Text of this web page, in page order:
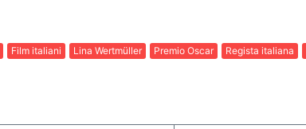
Film italiani Lina Wertmüller Premio Oscar Regista italiana